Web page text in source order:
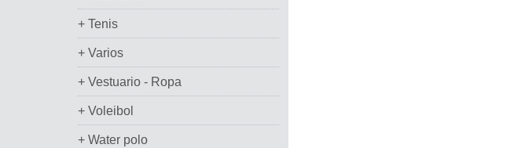
+ Tenis
+ Varios
+ Vestuario - Ropa
+ Voleibol
+ Water polo